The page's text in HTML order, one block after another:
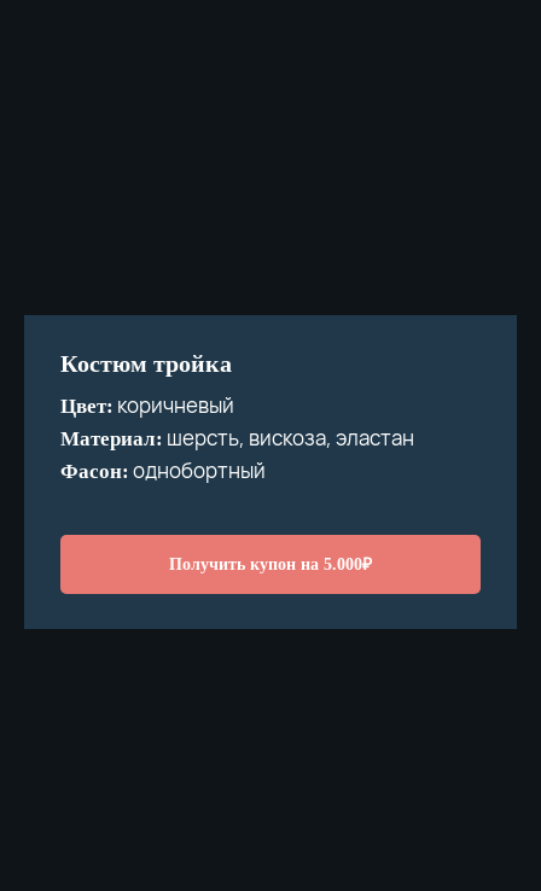
Костюм тройка
Цвет: коричневый
Материал: шерсть, вискоза, эластан
Фасон: однобортный
Получить купон на 5.000₽